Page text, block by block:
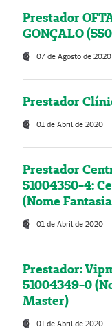
Prestador
GONÇALO
07 de Agosto de 2020
Prestador
01 de Abril de 2020
Prestador
51004350-4:
(Nome
01 de Abril de 2020
Prestador:
51004349-0
Master)
01 de Abril de 2020